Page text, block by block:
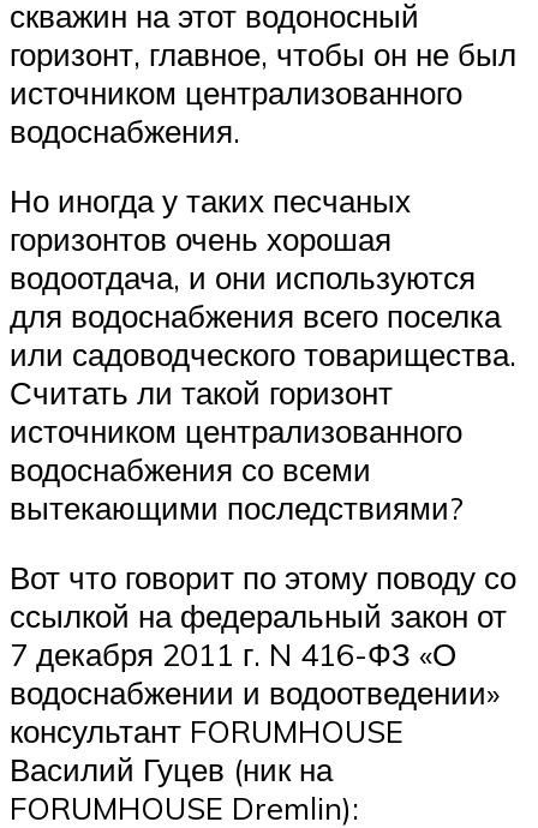
скважин на этот водоносный
горизонт, главное, чтобы он не был
источником централизованного
водоснабжения.
Но иногда у таких песчаных
горизонтов очень хорошая
водоотдача, и они используются
для водоснабжения всего поселка
или садоводческого товарищества.
Считать ли такой горизонт
источником централизованного
водоснабжения со всеми
вытекающими последствиями?
Вот что говорит по этому поводу со
ссылкой на федеральный закон от
7 декабря 2011 г. N 416-ФЗ «О
водоснабжении и водоотведении»
консультант FORUMHOUSE
Василий Гуцев (ник на
FORUMHOUSE Dremlin):